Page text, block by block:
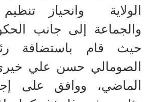
الولاية وانحياز
والجماعة إلى جانب
حيث قام باستضافة
الصومالي حسن علي
الماضي، ووافق على